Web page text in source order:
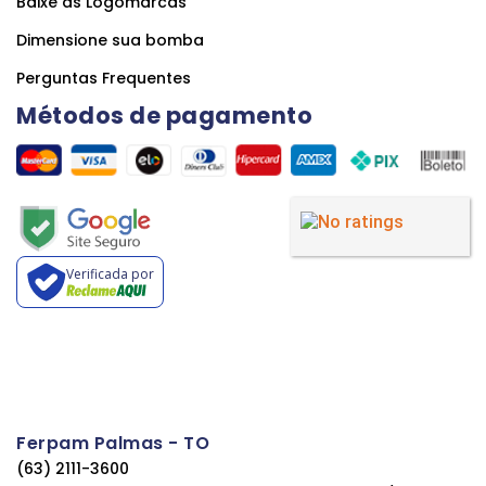
Dimensione sua bomba
Perguntas Frequentes
Métodos de pagamento
Verificada por
Ferpam Palmas - TO
(63) 2111-3600